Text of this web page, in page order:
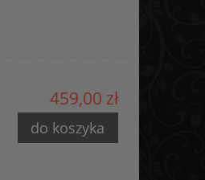
459,00 zł
do koszyka